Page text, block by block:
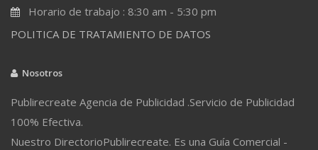
Horario de trabajo : 8:30 am - 5:30 pm
POLITICA DE TRATAMIENTO DE DATOS
Nosotros
Publirecreate Agencia de Publicidad .Servicio de Publicidad
100% Efectiva.
Nuestro DirectorioPublirecreate. Es una Guía Comercial -